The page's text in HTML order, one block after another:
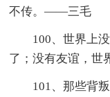
不传。——三毛
100、世界上
了；没有友谊，
101、那些背